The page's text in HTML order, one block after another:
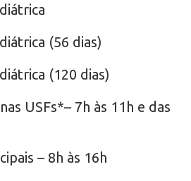
(56 dias)
(120 dias)
USFs*– 7h às 11h e das
– 8h às 16h